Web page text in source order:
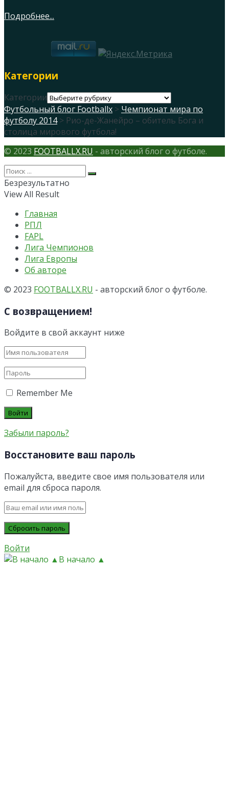
Подробнее...
Категории
Категории
Футбольный блог Footballx > Чемпионат мира по
футболу 2014> Рио-де-Жанейро – обитель Бога и
столица мирового футбола!
© 2023 FOOTBALLX.RU - авторский блог о футболе.
Безрезультатно
View All Result
Главная
РПЛ
FAPL
Лига Чемпионов
Лига Европы
Об авторе
© 2023 FOOTBALLX.RU - авторский блог о футболе.
С возвращением!
Войдите в свой аккаунт ниже
Remember Me
Забыли пароль?
Восстановите ваш пароль
Пожалуйста, введите свое имя пользователя или
email для сброса пароля.
Войти
В начало ▲